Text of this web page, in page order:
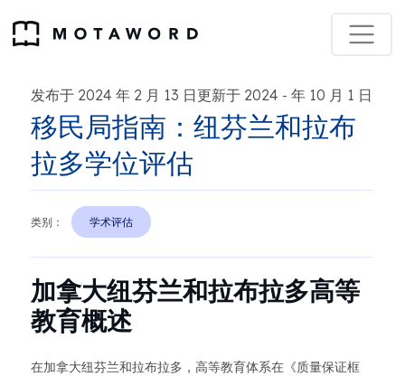
发布于 2024 年 2 月 13 日更新于 2024 - 年 10 月 1 日
移民局指南：纽芬兰和拉布
拉多学位评估
类别： 学术评估
加拿大纽芬兰和拉布拉多高等
教育概述
在加拿大纽芬兰和拉布拉多，高等教育体系在《质量保证框